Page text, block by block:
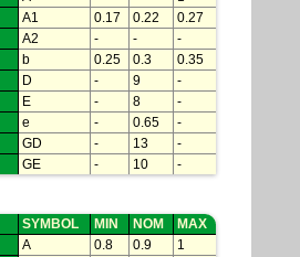
A1 0.17 0.22
0.27
A2 - -
-
b 0.25 0.3
0.35
D - 9
-
E - 8
-
e - 0.65
-
GD - 13
-
GE - 10 -
SYMBOL MIN NOM
MAX
A 0.8 0.9
1